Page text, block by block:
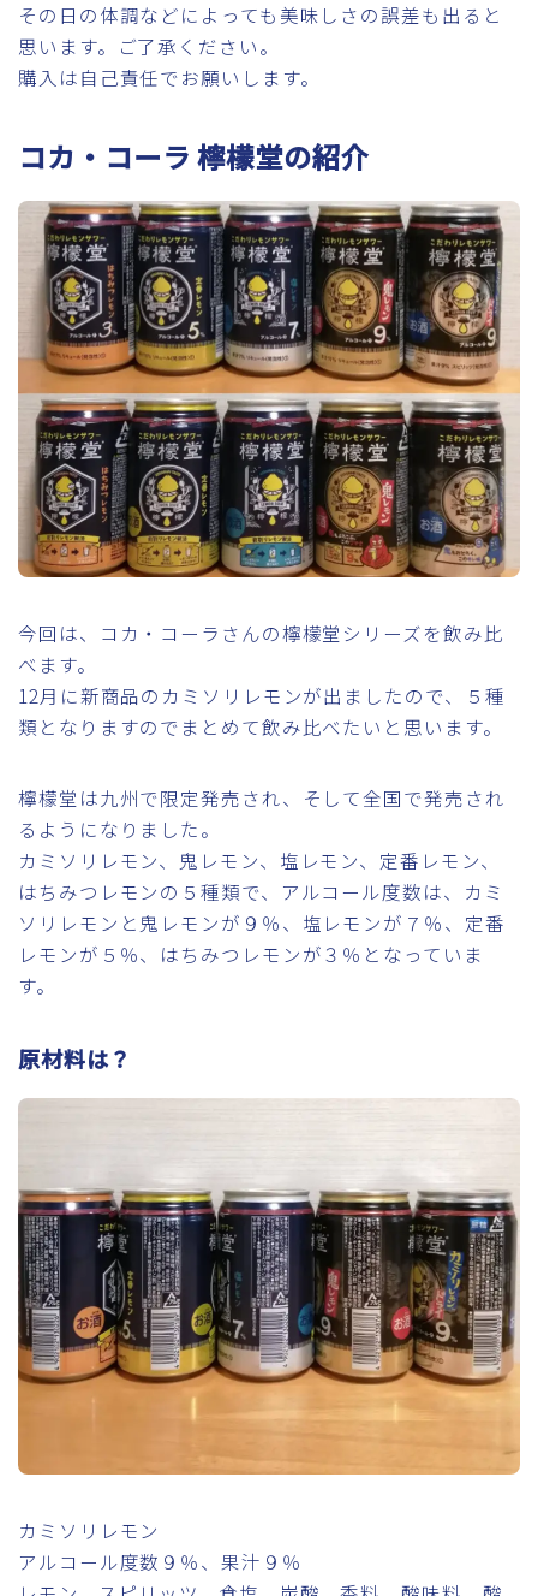
その日の体調などによっても美味しさの誤差も出ると
思います。ご了承ください。
購入は自己責任でお願いします。
コカ・コーラ 檸檬堂の紹介
今回は、コカ・コーラさんの檸檬堂シリーズを飲み比
べます。
12月に新商品のカミソリレモンが出ましたので、５種
類となりますのでまとめて飲み比べたいと思います。
檸檬堂は九州で限定発売され、そして全国で発売され
るようになりました。
カミソリレモン、鬼レモン、塩レモン、定番レモン、
はちみつレモンの５種類で、アルコール度数は、カミ
ソリレモンと鬼レモンが９％、塩レモンが７％、定番
レモンが５％、はちみつレモンが３％となっていま
す。
原材料は？
カミソリレモン
アルコール度数９％、果汁９％